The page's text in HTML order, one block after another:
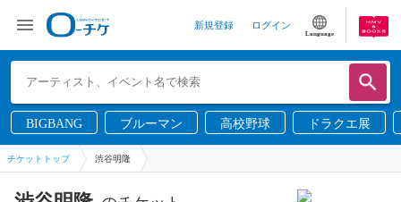
新規登録 ログイン
Language
BIGBANG ブルーマン 高校野球 ドラクエ展
チケットトップ 渋谷明隆